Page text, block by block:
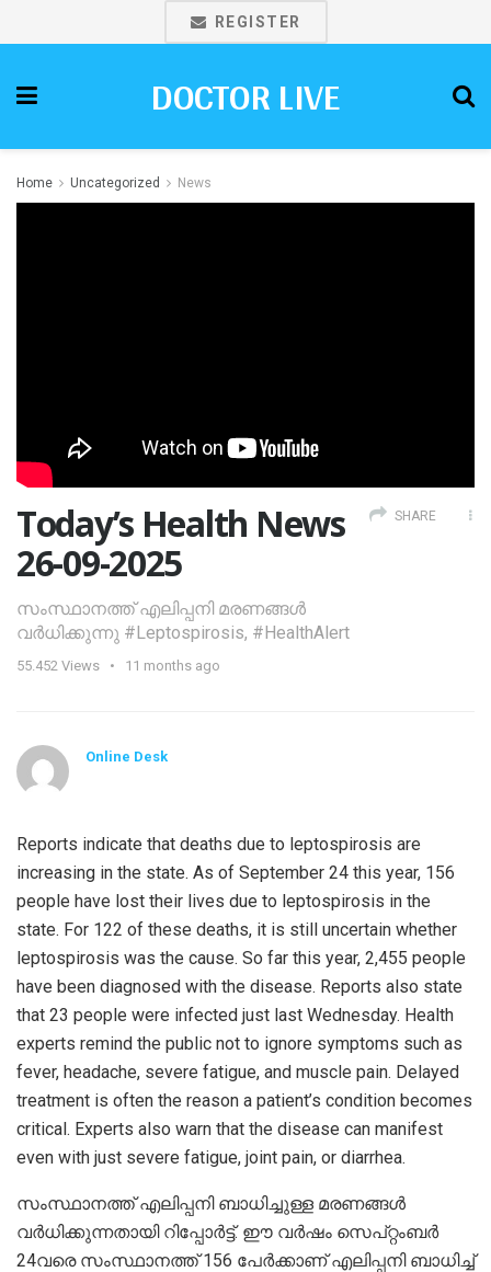
REGISTER
DOCTOR LIVE
Home Uncategorized News
Today’s Health News
26-09-2025
സംസ്ഥാനത്ത് എലിപ്പനി മരണങ്ങൾ
വർധിക്കുന്നു #Leptospirosis, #HealthAlert
55.452 Views 11 months ago
SHARE
Online Desk
Reports indicate that deaths due to leptospirosis are
increasing in the state. As of September 24 this year, 156
people have lost their lives due to leptospirosis in the
state. For 122 of these deaths, it is still uncertain whether
leptospirosis was the cause. So far this year, 2,455 people
have been diagnosed with the disease. Reports also state
that 23 people were infected just last Wednesday. Health
experts remind the public not to ignore symptoms such as
fever, headache, severe fatigue, and muscle pain. Delayed
treatment is often the reason a patient’s condition becomes
critical. Experts also warn that the disease can manifest
even with just severe fatigue, joint pain, or diarrhea.
സംസ്ഥാനത്ത് എലിപ്പനി ബാധിച്ചുള്ള മരണങ്ങൾ
വർധിക്കുന്നതായി റിപ്പോർട്ട്. ഈ വർഷം സെപ്റ്റംബർ
24വരെ സംസ്ഥാനത്ത് 156 പേർക്കാണ് എലിപ്പനി ബാധിച്ച്